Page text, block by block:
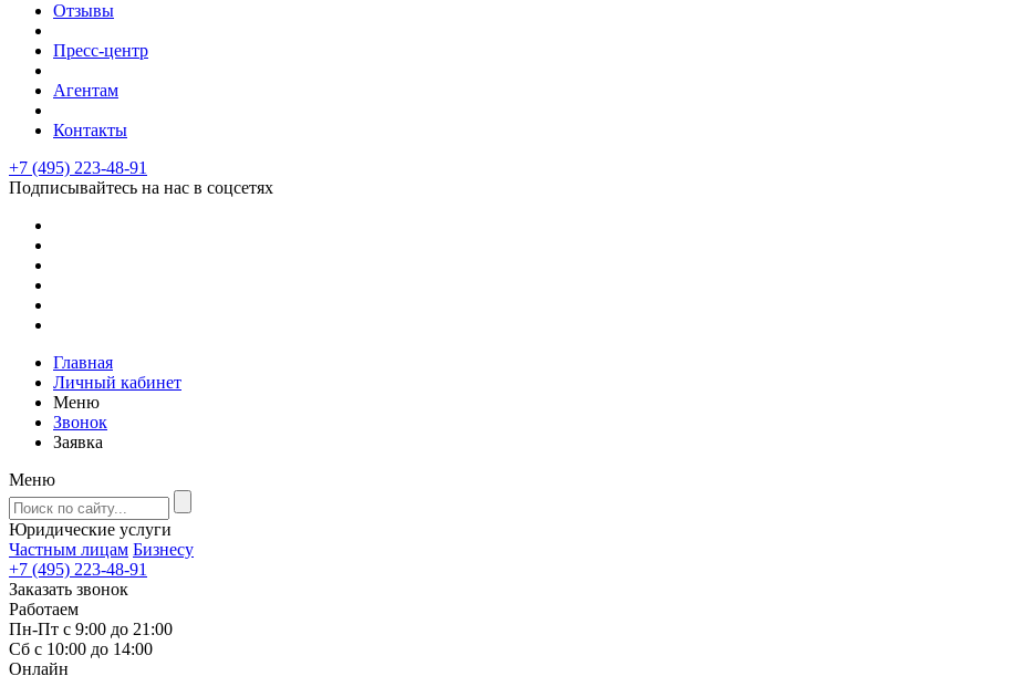
Отзывы
Пресс-центр
Агентам
Контакты
+7 (495) 223-48-91
Подписывайтесь на нас в соцсетях
Главная
Личный кабинет
Меню
Звонок
Заявка
Меню
Юридические услуги
Частным лицам Бизнесу
+7 (495) 223-48-91
Заказать звонок
Работаем
Пн-Пт с 9:00 до 21:00
Сб с 10:00 до 14:00
Онлайн